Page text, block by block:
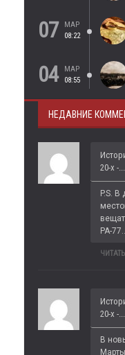
07
МАР
08:22
04
МАР
08:55
НЕДАВНИЕ
20-х -...
P.S.
РА-
20-х -...
В